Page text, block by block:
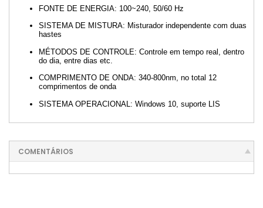
FONTE DE ENERGIA: 100~240, 50/60 Hz
SISTEMA DE MISTURA: Misturador independente com duas
hastes
MÉTODOS DE CONTROLE: Controle em tempo real, dentro
do dia, entre dias etc.
COMPRIMENTO DE ONDA: 340-800nm, no total 12
comprimentos de onda
SISTEMA OPERACIONAL: Windows 10, suporte LIS
COMENTÁRIOS